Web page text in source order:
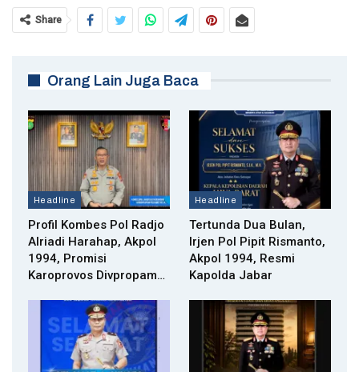
Share
Orang Lain Juga Baca
Headline
Profil Kombes Pol Radjo
Alriadi Harahap, Akpol
1994, Promisi
Karoprovos Divpropam…
Headline
Tertunda Dua Bulan,
Irjen Pol Pipit Rismanto,
Akpol 1994, Resmi
Kapolda Jabar